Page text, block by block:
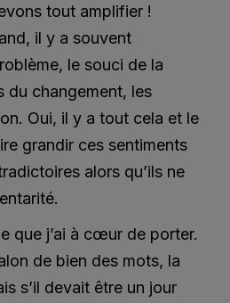
tout amplifier !
il y a souvent
le souci de la
du changement, les
Oui, il y a tout cela et le
grandir ces sentiments
alors qu’ils ne
que j’ai à cœur de porter.
de bien des mots, la
s’il devait être un jour